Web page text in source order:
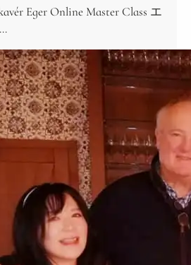
Eger Online Master Class エ